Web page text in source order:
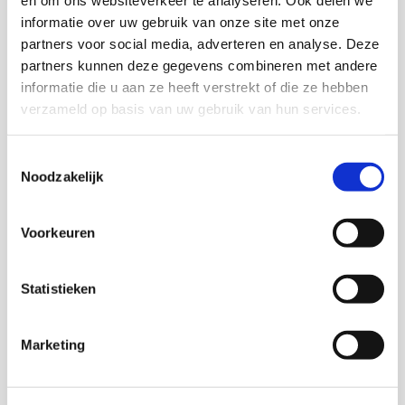
informatie over uw gebruik van onze site met onze
partners voor social media, adverteren en analyse. Deze
partners kunnen deze gegevens combineren met andere
informatie die u aan ze heeft verstrekt of die ze hebben
verzameld op basis van uw gebruik van hun services.
Noodzakelijk
Voorkeuren
Statistieken
Marketing
Brievenbus cadeaus
€20.50